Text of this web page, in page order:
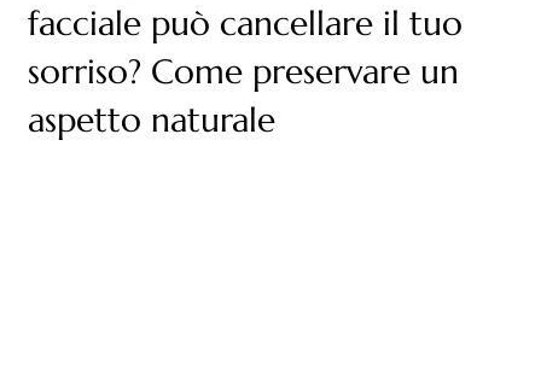
facciale può cancellare il tuo
sorriso? Come preservare un
aspetto naturale